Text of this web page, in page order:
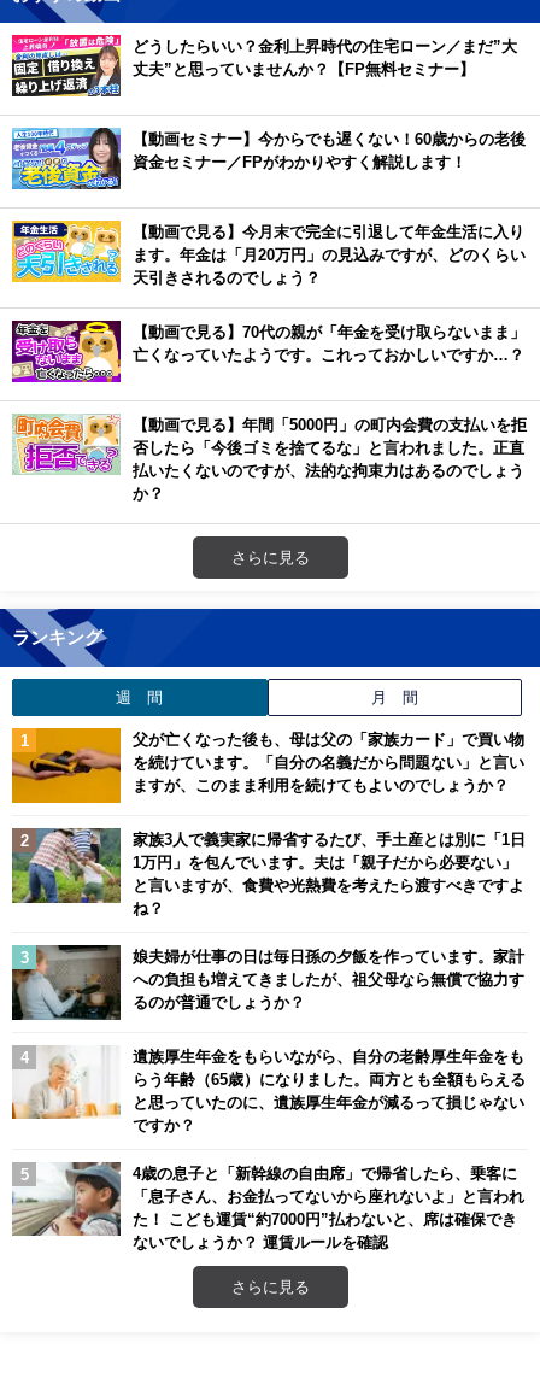
どうしたらいい？金利上昇時代の住宅ローン／まだ”大
丈夫”と思っていませんか？【FP無料セミナー】
【動画セミナー】今からでも遅くない！60歳からの老後
資金セミナー／FPがわかりやすく解説します！
【動画で見る】今月末で完全に引退して年金生活に入り
ます。年金は「月20万円」の見込みですが、どのくらい
天引きされるのでしょう？
【動画で見る】70代の親が「年金を受け取らないまま」
亡くなっていたようです。これっておかしいですか…？
【動画で見る】年間「5000円」の町内会費の支払いを拒
否したら「今後ゴミを捨てるな」と言われました。正直
払いたくないのですが、法的な拘束力はあるのでしょう
か？
さらに見る
ランキング
週 間 月 間
父が亡くなった後も、母は父の「家族カード」で買い物
を続けています。「自分の名義だから問題ない」と言い
ますが、このまま利用を続けてもよいのでしょうか？
家族3人で義実家に帰省するたび、手土産とは別に「1日
1万円」を包んでいます。夫は「親子だから必要ない」
と言いますが、食費や光熱費を考えたら渡すべきですよ
ね？
娘夫婦が仕事の日は毎日孫の夕飯を作っています。家計
への負担も増えてきましたが、祖父母なら無償で協力す
るのが普通でしょうか？
遺族厚生年金をもらいながら、自分の老齢厚生年金をも
らう年齢（65歳）になりました。両方とも全額もらえる
と思っていたのに、遺族厚生年金が減るって損じゃない
ですか？
4歳の息子と「新幹線の自由席」で帰省したら、乗客に
「息子さん、お金払ってないから座れないよ」と言われ
た！ こども運賃“約7000円”払わないと、席は確保でき
ないでしょうか？ 運賃ルールを確認
さらに見る